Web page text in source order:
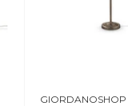
GIORDANOSHOP